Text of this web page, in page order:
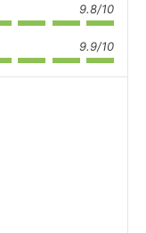
9.8/10
9.9/10